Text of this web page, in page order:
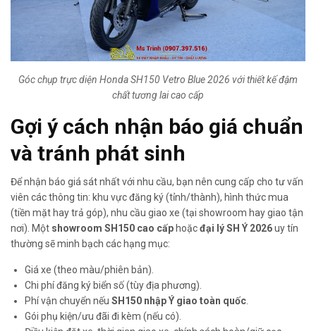
Góc chụp trực diện Honda SH150 Vetro Blue 2026 với thiết kế đậm
chất tương lai cao cấp
Gợi ý cách nhận báo giá chuẩn
và tránh phát sinh
Để nhận báo giá sát nhất với nhu cầu, bạn nên cung cấp cho tư vấn
viên các thông tin: khu vực đăng ký (tỉnh/thành), hình thức mua
(tiền mặt hay trả góp), nhu cầu giao xe (tại showroom hay giao tận
nơi). Một showroom SH150 cao cấp hoặcđại lý SH Ý 2026uy tín
thường sẽ minh bạch các hạng mục:
Giá xe (theo màu/phiên bản).
Chi phí đăng ký biển số (tùy địa phương).
Phí vận chuyển nếu SH150 nhập Ý giao toàn quốc
Gói phụ kiện/ưu đãi đi kèm (nếu có).